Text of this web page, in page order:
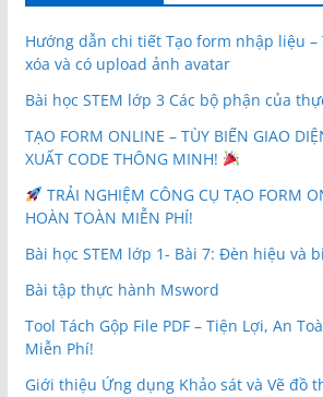
Hướng dẫn chi tiết Tạo form nhập liệu –
xóa và có upload ảnh avatar
Bài học STEM lớp 3 Các bộ phận của
TẠO FORM ONLINE – TÙY BIẾN GIAO
XUẤT CODE THÔNG MINH!
TRẢI NGHIỆM CÔNG CỤ TẠO FORM
HOÀN TOÀN MIỄN PHÍ!
Bài học STEM lớp 1- Bài 7: Đèn hiệu và
Bài tập thực hành Msword
Tool Tách Gộp File PDF – Tiện Lợi, An
Miễn Phí!
Giới thiệu Ứng dụng Khảo sát và Vẽ đồ